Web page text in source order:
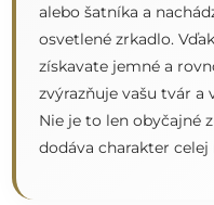
alebo šatníka a
osvetlené zrkadlo.
získavate jemné a
zvýrazňuje vašu tvár
Nie je to len obyčajné
dodáva charakter